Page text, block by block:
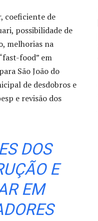
coeficiente de
possibilidade de
melhorias na
food” em
São João do
de desdobros e
e revisão dos
DOS
E
EM